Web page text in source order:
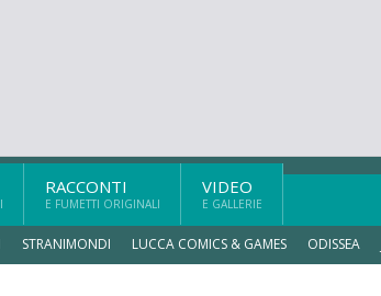
RACCONTI
E FUMETTI ORIGINALI
VIDEO
E GALLERIE
STRANIMONDI LUCCA COMICS & GAMES ODISSEA